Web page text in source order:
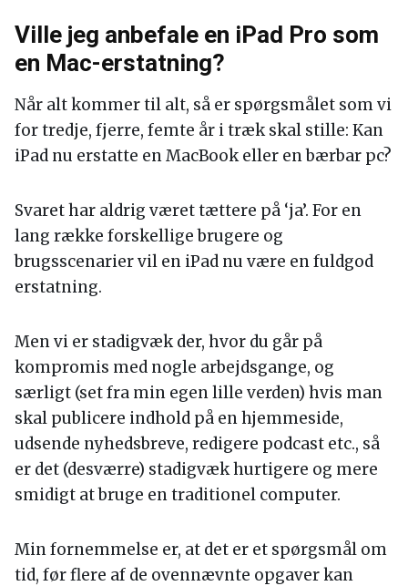
Ville jeg anbefale en iPad Pro som
en Mac-erstatning?
Når alt kommer til alt, så er spørgsmålet som vi
for tredje, fjerre, femte år i træk skal stille: Kan
iPad nu erstatte en MacBook eller en bærbar pc?
Svaret har aldrig været tættere på ‘ja’. For en
lang række forskellige brugere og
brugsscenarier vil en iPad nu være en fuldgod
erstatning.
Men vi er stadigvæk der, hvor du går på
kompromis med nogle arbejdsgange, og
særligt (set fra min egen lille verden) hvis man
skal publicere indhold på en hjemmeside,
udsende nyhedsbreve, redigere podcast etc., så
er det (desværre) stadigvæk hurtigere og mere
smidigt at bruge en traditionel computer.
Min fornemmelse er, at det er et spørgsmål om
tid, før flere af de ovennævnte opgaver kan